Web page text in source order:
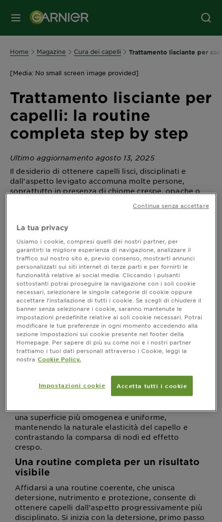
MENU
Home Magazine Cura dei capelli Trattamento lisciante per
[Media: No small screen image provided]
Trattamento lisciante per
capelli: la routine
completa step by step
Ultimo aggiornamento agosto 13, 2025
Il desiderio di ottenere capelli lisci, disciplinati e
dall’aspetto levigato accomuna molte persone,
soprattutto in presenza di chiome crespe, opache o
è un gesto che contribuisce a migliorare
selezionati è possibile agire sulla superficie del capello
per renderlo visibilmente più luminoso e lucente,
riducendo l’effettoanti-crespoe prevenendo la
disidratazione.
Capelli crespi: come agire con una
routine efficace
I capelli crespi si manifestano spesso come
conseguenza di un’alterazione della cuticola, lo
strato più esterno del fusto che protegge la fibra
capillare. Fattori ambientali, uso frequente di
indebolire questa barriera, rendendo i capelli
opachi e rovinati. È in questi casi che itrattamenti
diventano una risorsa preziosa:
una superficie più omogenea e uniforme,
mantenendo la naturale elasticità del capello e
contrastando la comparsa di nodi ed effetto
crespo.
Una routine completa per un risultato
visibile
Affidarsi a una routine coerente, che unisca
detersione, nutrimento e protezione, consente di
ottenere capelli dall’aspetto progressivamente più
disciplinato. Si inizia con la detersione, primo passo
La tua privacy
Usiamo i cookie, compresi quelli dei nostri partner, per
garantirti la migliore esperienza di navigazione, analizzare il
traffico sul nostro sito e, previo consenso, mostrarti annunci
personalizzati sui siti internet di terze parti e per fornirti le
funzionalità relative ai social media. Cliccando i pulsanti
sottostanti potrai proseguire la navigazione con i soli cookie
necessari, selezionare le singole categorie di cookie oppure
accettare l’installazione di tutti i cookie. Se scegli di chiudere il
banner senza selezionare i cookie, saranno mantenute le
impostazioni predefinite relative ai soli cookie necessari. Potrai
modificare le tue preferenze in ogni momento accedendo alla
sezione Impostazioni sui cookie presente nel footer della
Homepage. Per sapere di più su come noi e i nostri partner
trattiamo i tuoi dati personali attraverso i Cookie, leggi la
nostra Cookie Policy.
Impostazioni cookie Accetta tutti i cookie
Continua senza accettare